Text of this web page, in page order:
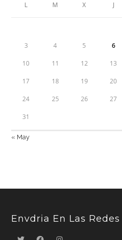
L M X J
3 4 5 6
10 11 12 13
17 18 19 20
24 25 26 27
31
« May
Envdria En Las